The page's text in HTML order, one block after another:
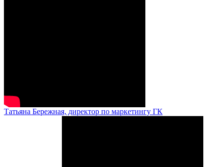
Татьяна Бережная, директор по маркетингу ГК